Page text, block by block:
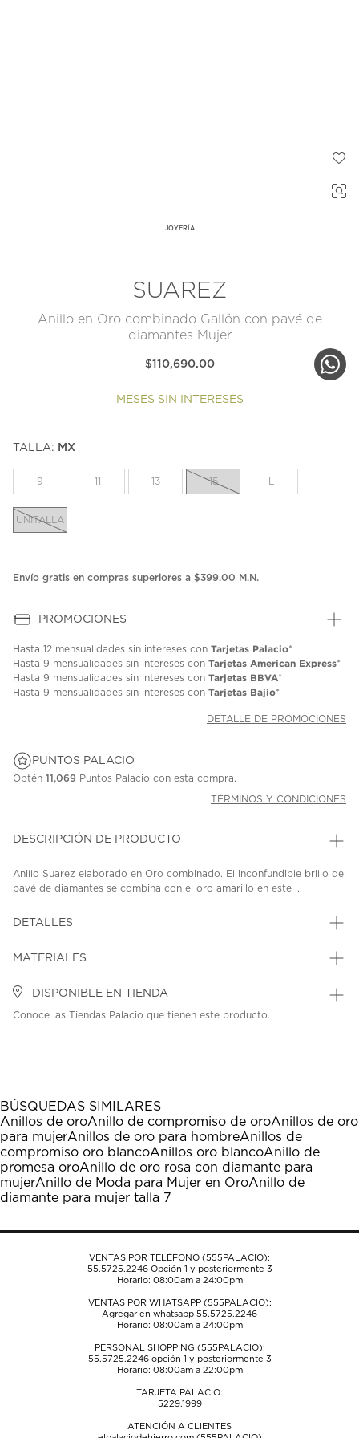
JOYERÍA
SUAREZ
Anillo en Oro combinado Gallón con pavé de
diamantes Mujer
$110,690.00
MESES SIN INTERESES
TALLA: MX
9 11 13 15
UNITALLA
Envío gratis en compras superiores a $399.00 M.N.
PROMOCIONES
Hasta 12 mensualidades sin intereses con Tarjetas Palacio*
Hasta 9 mensualidades sin intereses con Tarjetas American Express*
Hasta 9 mensualidades sin intereses con Tarjetas BBVA*
Hasta 9 mensualidades sin intereses con Tarjetas Bajio*
DETALLE DE PROMOCIONES
PUNTOS PALACIO
Obtén 11,069 Puntos Palacio con esta compra.
TÉRMINOS Y CONDICIONES
DESCRIPCIÓN DE PRODUCTO
Anillo Suarez elaborado en Oro combinado. El inconfundible brillo del
pavé de diamantes se combina con el oro amarillo en este ...
DETALLES
MATERIALES
DISPONIBLE EN TIENDA
Conoce las Tiendas Palacio que tienen este producto.
BÚSQUEDAS SIMILARES
Anillos de oroAnillo de compromiso de oroAnillos de oro
para mujerAnillos de oro para hombreAnillos de
compromiso oro blancoAnillos oro blancoAnillo de
promesa oroAnillo de oro rosa con diamante para
mujerAnillo de Moda para Mujer en OroAnillo de
diamante para mujer talla 7
VENTAS POR TELÉFONO (555PALACIO):
55.5725.2246Opción 1 y posteriormente 3
Horario: 08:00am a 24:00pm
VENTAS POR WHATSAPP (555PALACIO):
Agregar en whatsapp 55.5725.2246
Horario: 08:00am a 24:00pm
PERSONAL SHOPPING (555PALACIO):
55.5725.2246opción 1 y posteriormente 3
Horario: 08:00am a 22:00pm
TARJETA PALACIO:
5229.1999
ATENCIÓN A CLIENTES